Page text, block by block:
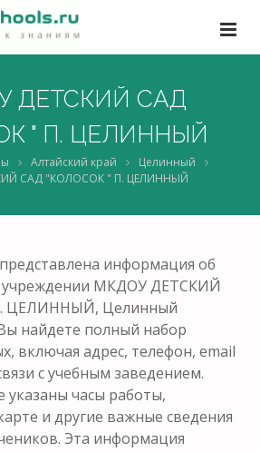
ДЕТСКИЙ САД
" П. ЦЕЛИННЫЙ
Алтайский край
Целинный
САД "КОЛОСОК " П. ЦЕЛИННЫЙ
информация об
учреждении МКДОУ ДЕТСКИЙ
ЦЕЛИННЫЙ, Целинный
найдете полный набор
включая адрес, телефон, email
с учебным заведением.
указаны часы работы,
и другие важные сведения
Эта информация